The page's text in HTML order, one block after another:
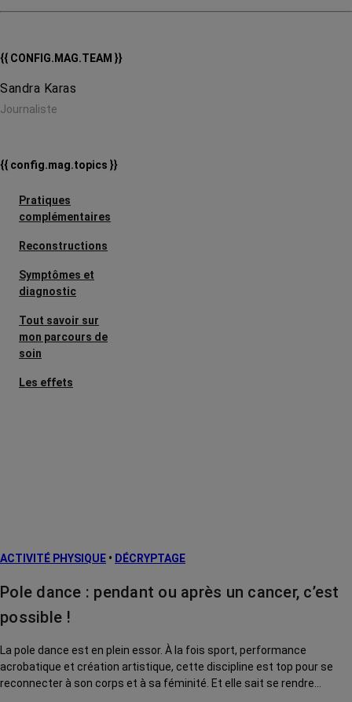
{{ CONFIG.MAG.TEAM }}
Sandra Karas
Journaliste
{{ config.mag.topics }}
Pratiques
complémentaires
Reconstructions
Symptômes et
diagnostic
Tout savoir sur
mon parcours de
soin
Les effets
Traitements
La vie autour
ACTIVITÉ PHYSIQUE • DÉCRYPTAGE
Pole dance : pendant ou après un cancer, c’est
possible !
La pole dance est en plein essor. À la fois sport, performance
acrobatique et création artistique, cette discipline est top pour se
reconnecter à son corps et à sa féminité. Et elle sait se rendre